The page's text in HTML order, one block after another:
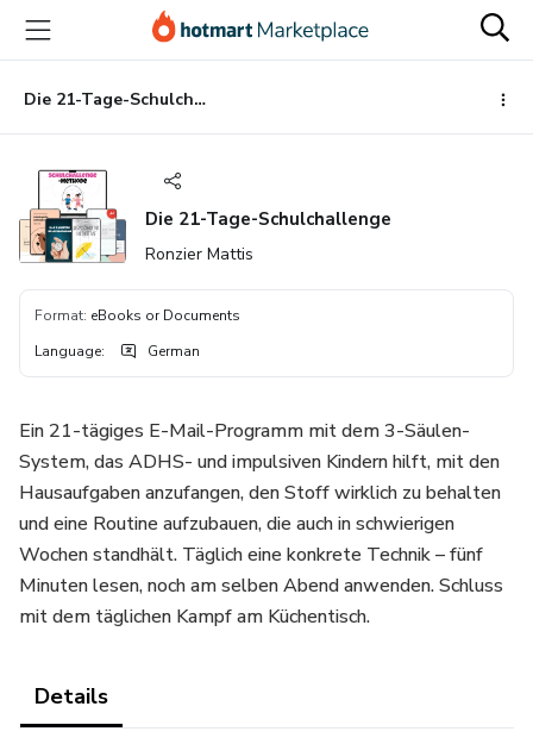
main
content
Die 21-Tage-Schulchallenge
Die 21-Tage-Schulchallenge
Ronzier Mattis
Format: eBooks or Documents
Language: German
Ein 21-tägiges E-Mail-Programm mit dem 3-Säulen-
System, das ADHS- und impulsiven Kindern hilft, mit den
Hausaufgaben anzufangen, den Stoff wirklich zu behalten
und eine Routine aufzubauen, die auch in schwierigen
Wochen standhält. Täglich eine konkrete Technik – fünf
Minuten lesen, noch am selben Abend anwenden. Schluss
mit dem täglichen Kampf am Küchentisch.
Details